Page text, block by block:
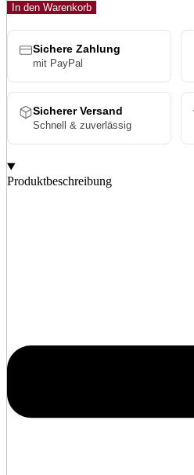
In den Warenkorb
Sichere Zahlung
mit PayPal
Sicherer Versand
Schnell & zuverlässig
Produktbeschreibung